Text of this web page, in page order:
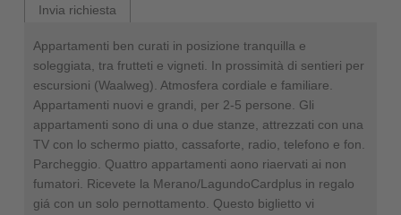
Invia richiesta
Appartamenti ben curati in posizione tranquilla e
soleggiata, tra frutteti e vigneti. In prossimità di sentieri per
escursioni (Waalweg). Atmosfera cordiale e familiare.
Appartamenti nuovi e grandi, per 2-5 persone. Gli
appartamenti sono di una o due stanze, attrezzati con una
TV con lo schermo piatto, cassaforte, radio, telefono e fon.
Parcheggio. Quattro appartamenti aono riaervati ai non
fumatori. Ricevete la Merano/LagundoCardplus in regalo
giá con un solo pernottamento. Questo biglietto vi